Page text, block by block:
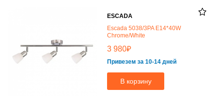
ESCADA
Escada 5038/3PA E14*40W
Chrome/White
3 980₽
Привезем за 10-14 дней
В корзину